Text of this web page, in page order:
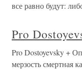
все равно будут:
Pro
Pro Dostoyevsky +
мерзость смертная